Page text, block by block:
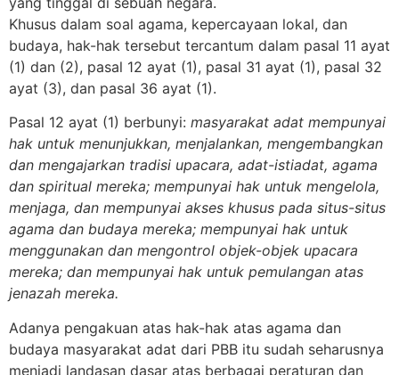
Khusus dalam soal agama, kepercayaan lokal, dan
budaya, hak-hak tersebut tercantum dalam pasal 11 ayat
(1) dan (2), pasal 12 ayat (1), pasal 31 ayat (1), pasal 32
ayat (3), dan pasal 36 ayat (1).
Pasal 12 ayat (1) berbunyi: masyarakat adat mempunyai
hak untuk menunjukkan, menjalankan, mengembangkan
dan mengajarkan tradisi upacara, adat-istiadat, agama
dan spiritual mereka; mempunyai hak untuk mengelola,
menjaga, dan mempunyai akses khusus pada situs-situs
agama dan budaya mereka; mempunyai hak untuk
menggunakan dan mengontrol objek-objek upacara
mereka; dan mempunyai hak untuk pemulangan atas
jenazah mereka.
Adanya pengakuan atas hak-hak atas agama dan
budaya masyarakat adat dari PBB itu sudah seharusnya
menjadi landasan dasar atas berbagai peraturan dan